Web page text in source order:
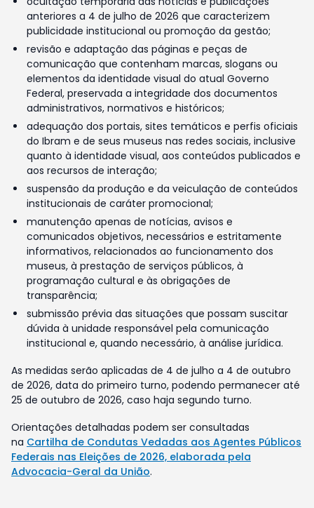
anteriores a 4 de julho de 2026 que caracterizem
publicidade institucional ou promoção da gestão;
revisão e adaptação das páginas e peças de
comunicação que contenham marcas, slogans ou
elementos da identidade visual do atual Governo
Federal, preservada a integridade dos documentos
administrativos, normativos e históricos;
adequação dos portais, sites temáticos e perfis oficiais
do Ibram e de seus museus nas redes sociais, inclusive
quanto à identidade visual, aos conteúdos publicados e
aos recursos de interação;
suspensão da produção e da veiculação de conteúdos
institucionais de caráter promocional;
manutenção apenas de notícias, avisos e
comunicados objetivos, necessários e estritamente
informativos, relacionados ao funcionamento dos
museus, à prestação de serviços públicos, à
programação cultural e às obrigações de
transparência;
submissão prévia das situações que possam suscitar
dúvida à unidade responsável pela comunicação
institucional e, quando necessário, à análise jurídica.
As medidas serão aplicadas de 4 de julho a 4 de outubro
de 2026, data do primeiro turno, podendo permanecer até
25 de outubro de 2026, caso haja segundo turno.
Orientações detalhadas podem ser consultadas
na Cartilha de Condutas Vedadas aos Agentes Públicos
Federais nas Eleições de 2026, elaborada pela
Advocacia-Geral da União.